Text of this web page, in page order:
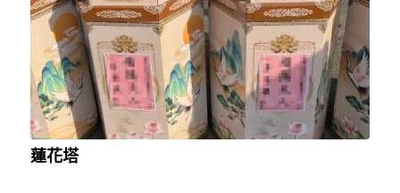
蓮花塔